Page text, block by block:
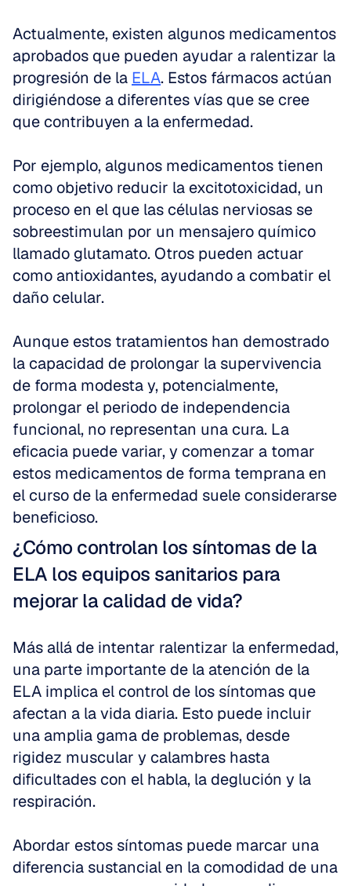
Actualmente, existen algunos medicamentos
aprobados que pueden ayudar a ralentizar la
progresión de la ELA. Estos fármacos actúan
dirigiéndose a diferentes vías que se cree
que contribuyen a la enfermedad.
Por ejemplo, algunos medicamentos tienen
como objetivo reducir la excitotoxicidad, un
proceso en el que las células nerviosas se
sobreestimulan por un mensajero químico
llamado glutamato. Otros pueden actuar
como antioxidantes, ayudando a combatir el
daño celular.
Aunque estos tratamientos han demostrado
la capacidad de prolongar la supervivencia
de forma modesta y, potencialmente,
prolongar el periodo de independencia
funcional, no representan una cura. La
eficacia puede variar, y comenzar a tomar
estos medicamentos de forma temprana en
el curso de la enfermedad suele considerarse
beneficioso.
¿Cómo controlan los síntomas de la
ELA los equipos sanitarios para
mejorar la calidad de vida?
Más allá de intentar ralentizar la enfermedad,
una parte importante de la atención de la
ELA implica el control de los síntomas que
afectan a la vida diaria. Esto puede incluir
una amplia gama de problemas, desde
rigidez muscular y calambres hasta
dificultades con el habla, la deglución y la
respiración.
Abordar estos síntomas puede marcar una
diferencia sustancial en la comodidad de una